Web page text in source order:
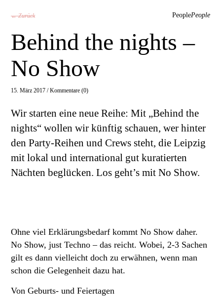
← Zurück PeoplePeople
Behind the nights –
No Show
15. März 2017 /Kommentare (0)
Wir starten eine neue Reihe: Mit „Behind the
nights“ wollen wir künftig schauen, wer hinter
den Party-Reihen und Crews steht, die Leipzig
mit lokal und international gut kuratierten
Nächten beglücken. Los geht’s mit No Show.
Ohne viel Erklärungsbedarf kommt No Show daher.
No Show, just Techno – das reicht. Wobei, 2-3 Sachen
gilt es dann vielleicht doch zu erwähnen, wenn man
schon die Gelegenheit dazu hat.
Von Geburts- und Feiertagen